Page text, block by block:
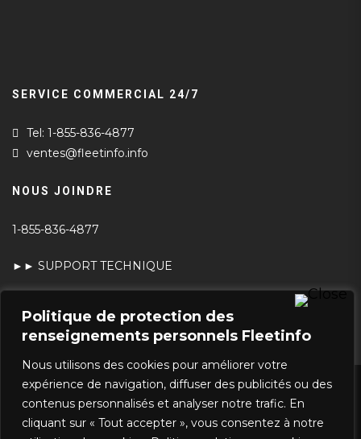
Politique de protection des
renseignements personnels Fleetinfo
Nous utilisons des cookies pour améliorer votre
expérience de navigation, diffuser des publicités ou des
contenus personnalisés et analyser notre trafic. En
cliquant sur « Tout accepter », vous consentez à notre
SERVICE COMMERCIAL 24/7
Tel: 1-855-836-4877
ventes@fleetinfo.info
NOUS JOINDRE
1-855-836-4877
►► SUPPORT TECHNIQUE
POLITIQUE DE PROTECTION DES
RENSEIGNEMENTS PERSONNELS ET DE
CONFIDENTIALITÉ